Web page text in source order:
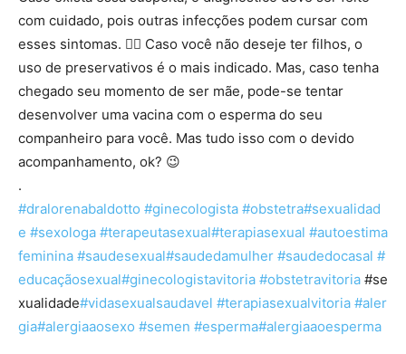
com cuidado, pois outras infecções podem cursar com
esses sintomas. 👩‍⚕️ Caso você não deseje ter filhos, o
uso de preservativos é o mais indicado. Mas, caso tenha
chegado seu momento de ser mãe, pode-se tentar
desenvolver uma vacina com o esperma do seu
companheiro para você. Mas tudo isso com o devido
acompanhamento, ok? 😉
.
#dralorenabaldotto #ginecologista #obstetra#sexualidad
e #sexologa #terapeutasexual#terapiasexual #autoestima
feminina #saudesexual#saudedamulher #saudedocasal #
educaçãosexual#ginecologistavitoria #obstetravitoria #se
xualidade#vidasexualsaudavel #terapiasexualvitoria #aler
gia#alergiaaosexo #semen #esperma#alergiaaoesperma